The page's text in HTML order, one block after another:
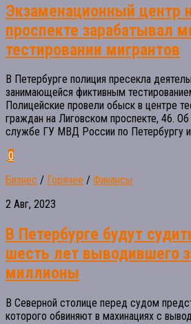
Экзаменационный центр
проспекте зарабатывал
тестировании мигрантов
В Петербурге полиция пресекла
занимающейся фиктивным
Полицейские провели обыск в центре
граждан на Лиговском проспекте, 46.
службе ГУ МВД России по Петербургу и
0
Бизнес / Горячее / Финансы
2 Авг, 2023
В Петербурге будут
шесть лет выводившего
миллионы
В Северной столице перед судом
которого обвиняют в махинациях с